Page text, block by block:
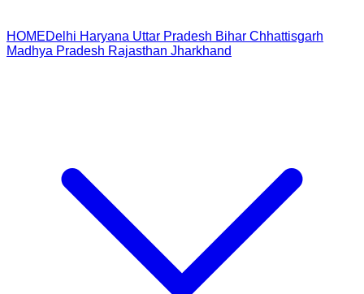
HOMEDelhi Haryana Uttar Pradesh Bihar Chhattisgarh
Madhya Pradesh Rajasthan Jharkhand